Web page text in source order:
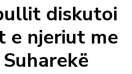
diskutoi
e njeriut me